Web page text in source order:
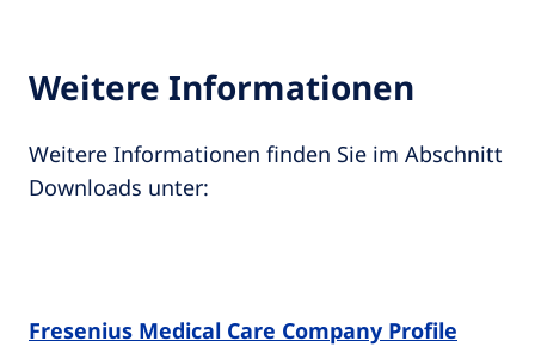
Weitere Informationen
Weitere Informationen finden Sie im Abschnitt
Downloads unter:
Fresenius Medical Care Company Profile